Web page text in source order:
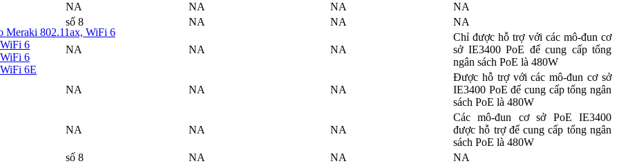
Meraki 802.11ax, WiFi 6
6
6
6E
NA NA NA
NA
số 8 NA NA NA
NA NA NA
Chỉ được hỗ trợ với các mô-đun cơ
sở IE3400 PoE để cung cấp tổng
ngân sách PoE là 480W
NA NA NA
Được hỗ trợ với các mô-đun cơ sở
IE3400 PoE để cung cấp tổng ngân
sách PoE là 480W
NA NA NA
Các mô-đun cơ sở PoE IE3400
được hỗ trợ để cung cấp tổng ngân
sách PoE là 480W
số 8 NA NA
NA